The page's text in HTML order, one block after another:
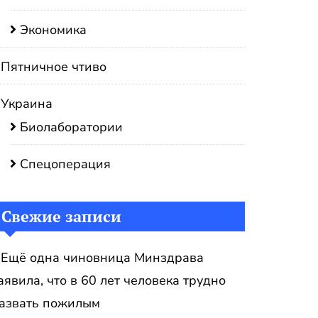
Экономика
Пятничное чтиво
Украина
Биолаборатории
Спецоперация
Свежие записи
Ещё одна чиновница Минздрава
что в 60 лет человека трудно
пожилым